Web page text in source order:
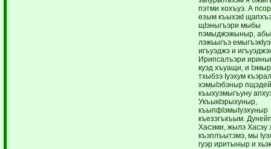
пэтми хохъуэ. А
езым къыхэкI
щIэныгъэри мыбы
пэмыджэжыныр, абы
лэжьыгъэ
игъуэджэ и
Ирипсалъэри
куэд хъуащи, и
тхыбзэ Iуэхум
хэмыIэбэныр пщэдей
къыхуэмыгъуну
УкъыкIэрыхуныр,
къыпфIэмыIуэхуныр
къезэгъкъым.
Хасэми, жылэ
къэплъытэмэ, мы
гуэр иритыныр и